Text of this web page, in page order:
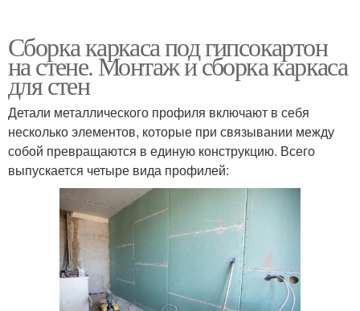
Сборка каркаса под гипсокартон
на стене. Монтаж и сборка каркаса
для стен
Детали металлического профиля включают в себя
несколько элементов, которые при связывании между
собой превращаются в единую конструкцию. Всего
выпускается четыре вида профилей: